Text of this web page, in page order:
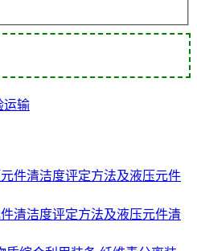
运输
件清洁度评定方法及液压元件清